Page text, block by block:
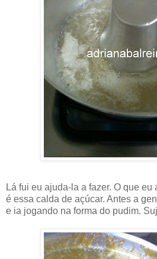
Lá fui eu ajuda-la a fazer. O que
é essa calda de açúcar. Antes a
e ia jogando na forma do pudim.